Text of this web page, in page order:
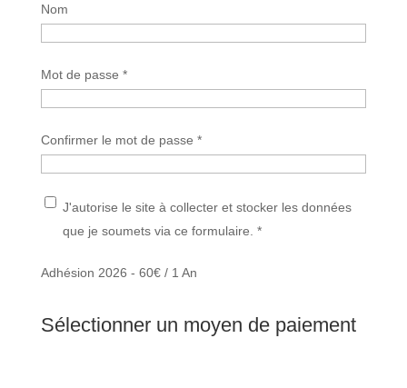
Nom
Mot de passe *
Confirmer le mot de passe *
J'autorise le site à collecter et stocker les données
que je soumets via ce formulaire. *
Adhésion 2026 - 60€/ 1 An
Sélectionner un moyen de paiement